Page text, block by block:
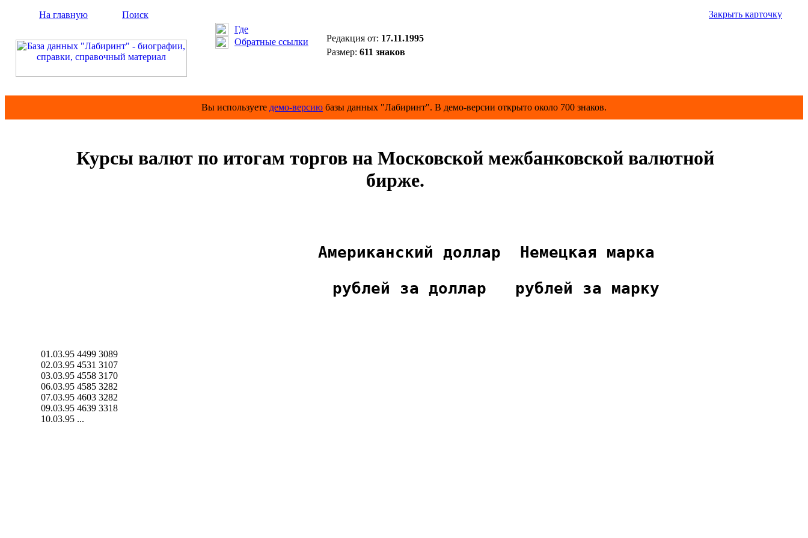
На главную
Поиск
Где
Обратные ссылки
Закрыть карточку
Редакция от: 17.11.1995
Размер: 611 знаков
Вы используете демо-версию базы данных "Лабиринт". В демо-версии открыто около 700 знаков.
Курсы валют по итогам торгов на Московской межбанковской валютной
бирже.
                   Американский доллар  Немецкая марка
                     рублей за доллар   рублей за марку
01.03.95 4499 3089
02.03.95 4531 3107
03.03.95 4558 3170
06.03.95 4585 3282
07.03.95 4603 3282
09.03.95 4639 3318
10.03.95 ...